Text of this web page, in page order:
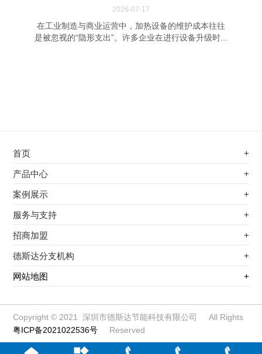
2026-07-17
在工业制造与商业运营中，加热设备的维护成本往往
是被忽视的“隐形支出”。许多企业在进行设备升级时...
首页 +
不锈钢专用电磁加热器
电磁蒸汽发生器
电磁加热棒配件
扩散泵电磁加热器
柜式电磁加热器
电磁锅炉配件
定制电磁加热线圈
产品中心 +
不锈钢专用电磁加热器
电磁蒸汽发生器
电磁加热棒配件
变频电磁采暖炉
柜式电磁加热器
电磁锅炉配件
案例展示 +
最新案例
其他应用
服务与支持 +
服务覆盖网络
服务流程
招商加盟 +
前景分析
加盟条件
加盟流程
德斯达分支机构 +
江信电子机构
网站地图 +
Copyright © 2021 深圳市德斯达节能科技有限公司 All Rights
Reserved
粤ICP备2021022536号